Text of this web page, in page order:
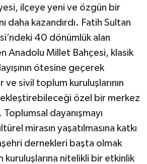
ilçeye yeni ve özgün bir
daha kazandırdı. Fatih Sultan
40 dönümlük alan
Anadolu Millet Bahçesi, klasik
ötesine geçerek
ve sivil toplum kuruluşlarının
özel bir merkez
dayanışmayı
mirasın yaşatılmasına katkı
dernekleri başta olmak
nitelikli bir etkinlik